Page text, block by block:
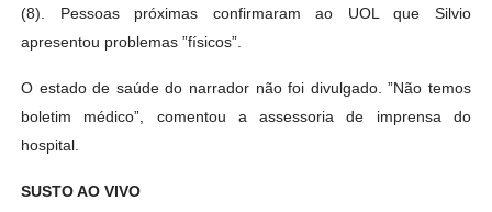
(8). Pessoas próximas confirmaram ao UOL que Silvio
apresentou problemas ”físicos”.
O estado de saúde do narrador não foi divulgado. ”Não temos
boletim médico”, comentou a assessoria de imprensa do
hospital.
SUSTO AO VIVO